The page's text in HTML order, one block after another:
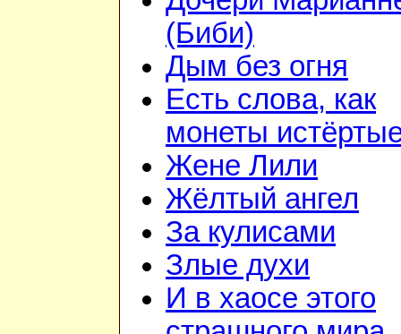
(Биби)
Дым без огня
Есть слова, как
монеты
Жене Лили
Жёлтый ангел
За кулисами
Злые духи
И в хаосе этого